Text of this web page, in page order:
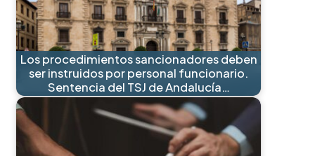
Los procedimientos sancionadores deben
ser instruidos por personal funcionario.
Sentencia del TSJ de Andalucía…